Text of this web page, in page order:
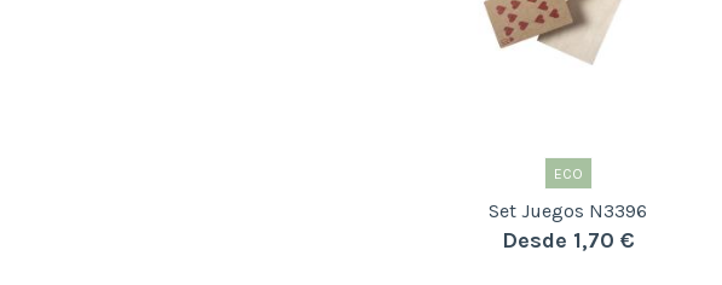
ECO
Set Juegos N3396
Desde 1,70 €